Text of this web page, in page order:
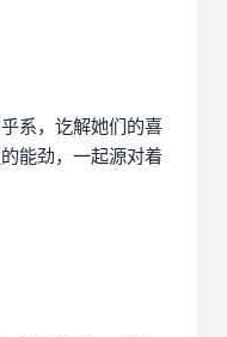
系，讫解她们的喜
能劲，一起源对着